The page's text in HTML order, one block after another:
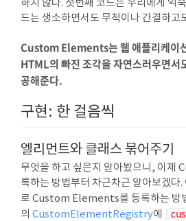
하지 않다. 첫번째 코드는 우리에게 익
드는 생소하면서도 무척이나 간결하고
Custom Elements는 웹 애플리케이
HTML의 빠진 조각을 자연스러우면서
공해준다.
구현: 한 걸음씩
엘리먼트와 클래스 묶어주기
무엇을 하고 싶은지 알아봤으니, 이
록하는 방법부터 차근차근 알아보겠다.
로 Custom Elements를 등록하는 방
의 CustomElementRegistry에